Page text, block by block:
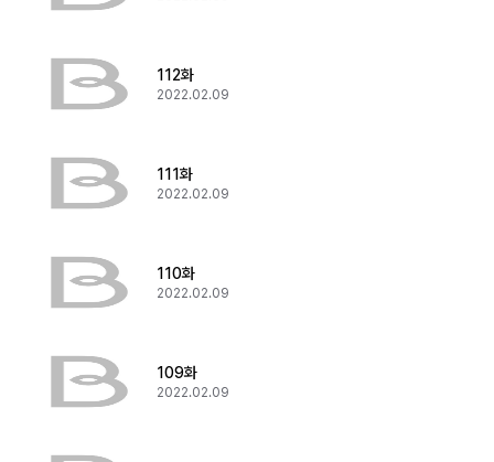
112화
2022.02.09
111화
2022.02.09
110화
2022.02.09
109화
2022.02.09